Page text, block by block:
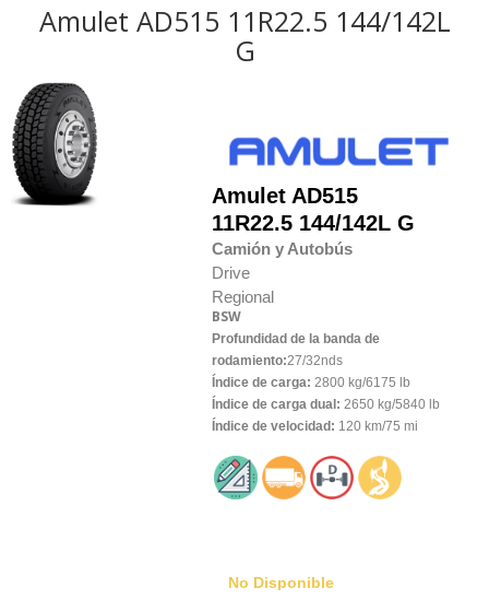
Amulet AD515 11R22.5 144/142L
G
Amulet AD515
11R22.5 144/142L G
Camión y Autobús
Drive
Regional
BSW
Profundidad de la banda de
rodamiento:27/32nds
Índice de carga: 2800 kg/6175 lb
Índice de carga dual: 2650 kg/5840 lb
Índice de velocidad: 120 km/75 mi
No Disponible